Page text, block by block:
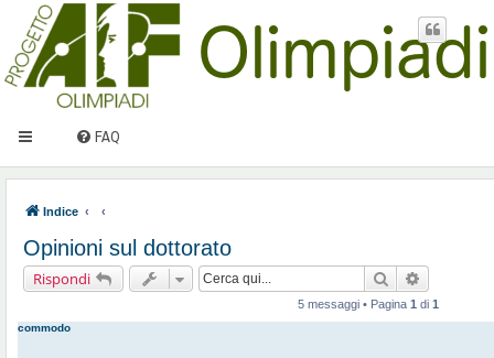
FAQ
Indice
Opinioni sul dottorato
Rispondi Cerca
5 messaggi • Pagina 1 di 1
commodo